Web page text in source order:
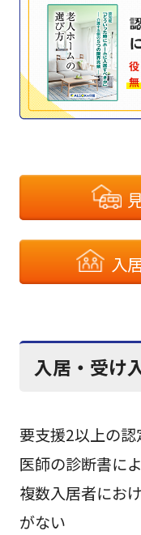
入
入居・受け
要支援2以上の
医師の診断書に
複数入居者にお
がない